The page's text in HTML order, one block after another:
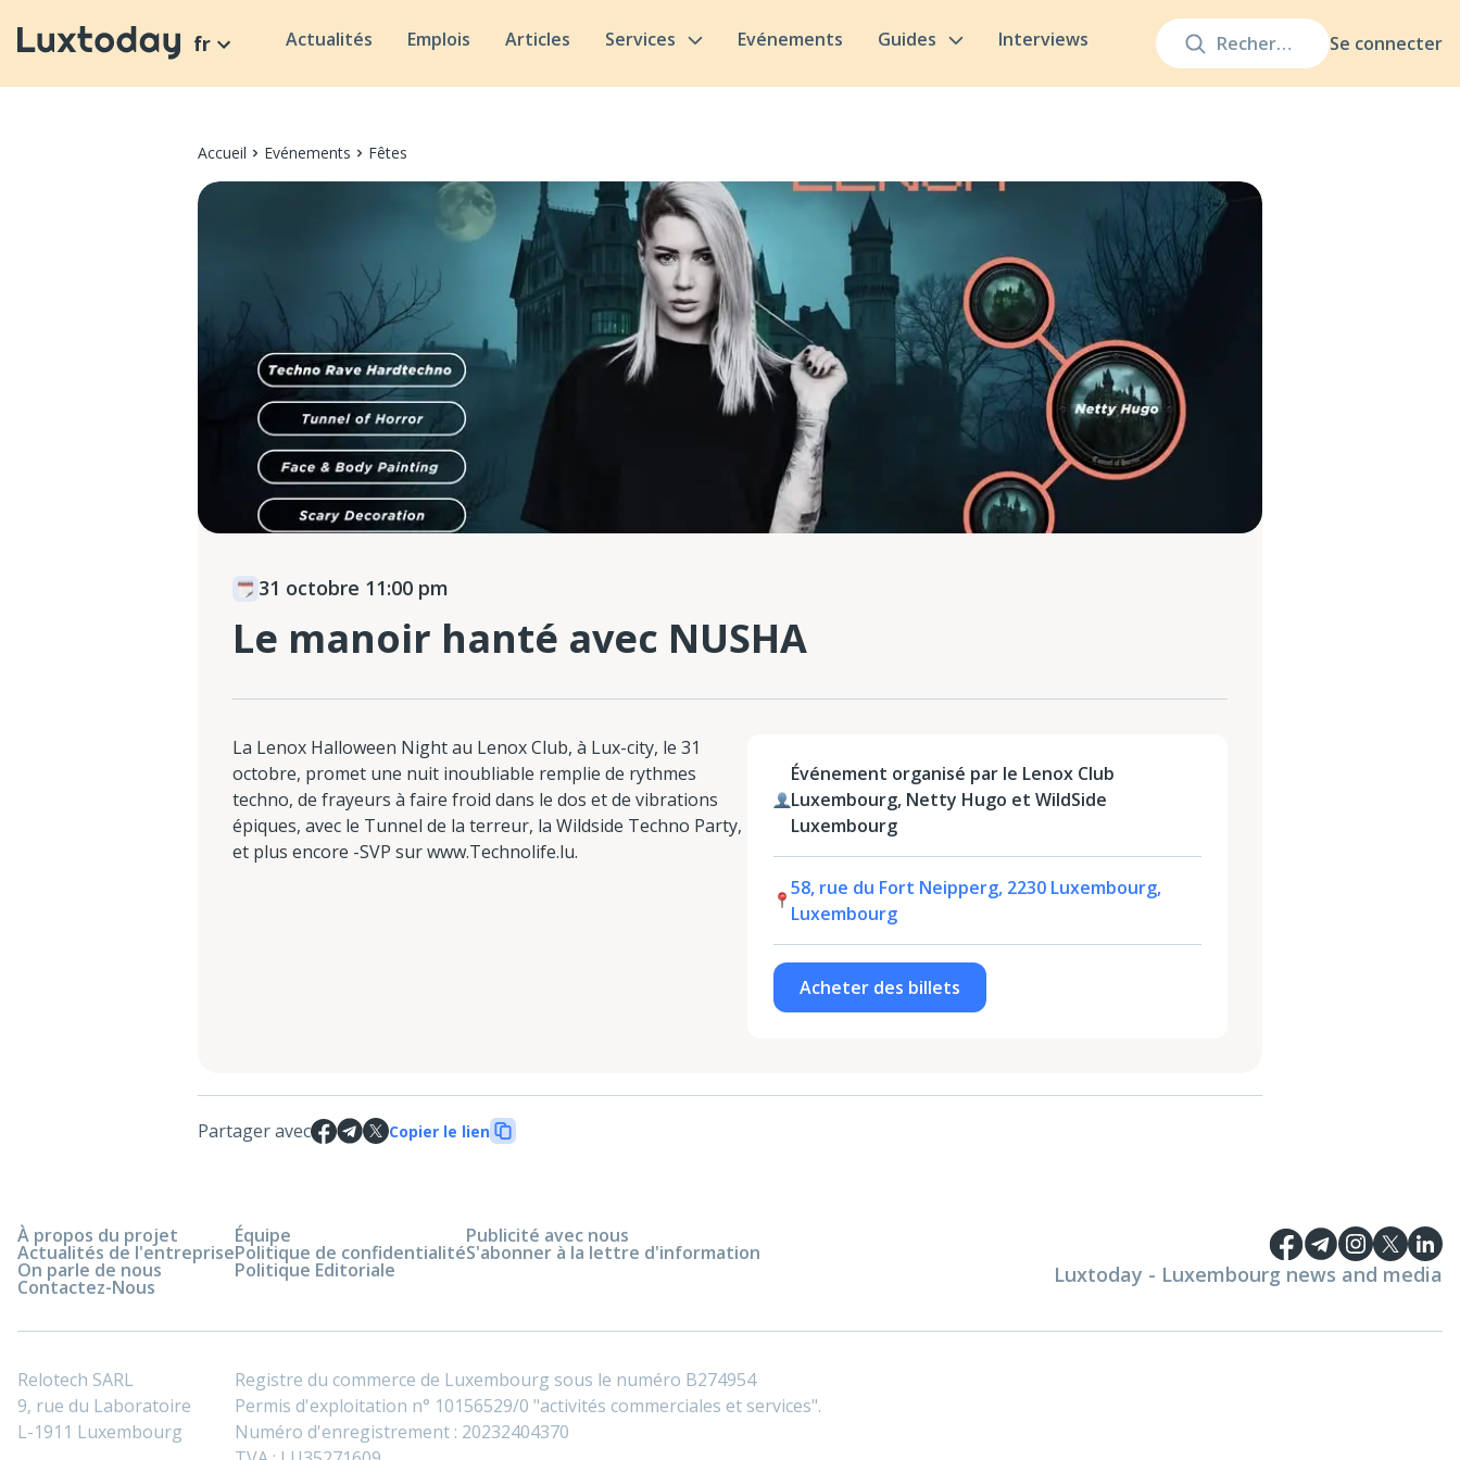
Se connecter
fr Actualités Emplois Articles Services Evénements Guides Interviews
Accueil Evénements Fêtes
31 octobre 11:00 pm
Le manoir hanté avec NUSHA
La Lenox Halloween Night au Lenox Club, à Lux-city, le 31
octobre, promet une nuit inoubliable remplie de rythmes
techno, de frayeurs à faire froid dans le dos et de vibrations
épiques, avec le Tunnel de la terreur, la Wildside Techno Party,
et plus encore -SVP sur www.Technolife.lu.
Événement organisé par le Lenox Club
Luxembourg, Netty Hugo et WildSide
Luxembourg
58, rue du Fort Neipperg, 2230 Luxembourg,
Luxembourg
Acheter des billets
Partager avec Copier le lien
À propos du projet
Actualités de l'entreprise
On parle de nous
Contactez-Nous
Équipe
Politique de confidentialité
Politique Editoriale
Publicité avec nous
S'abonner à la lettre d'information
Luxtoday - Luxembourg news and media
Relotech SARL
9, rue du Laboratoire
L-1911 Luxembourg
Registre du commerce de Luxembourg sous le numéro B274954
Permis d'exploitation n° 10156529/0 "activités commerciales et services".
Numéro d'enregistrement : 20232404370